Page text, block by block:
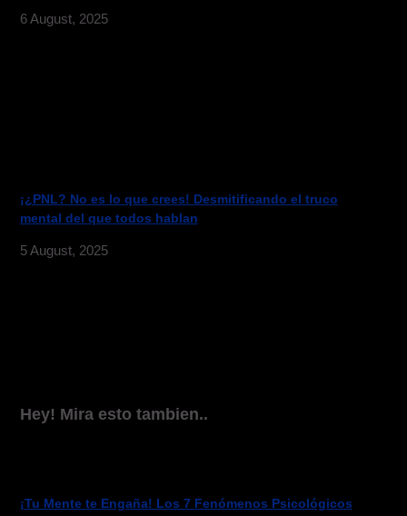
6 August, 2025
¡¿PNL? No es lo que crees! Desmitificando el truco
mental del que todos hablan
5 August, 2025
Hey! Mira esto tambien..
¡Tu Mente te Engaña! Los 7 Fenómenos Psicológicos